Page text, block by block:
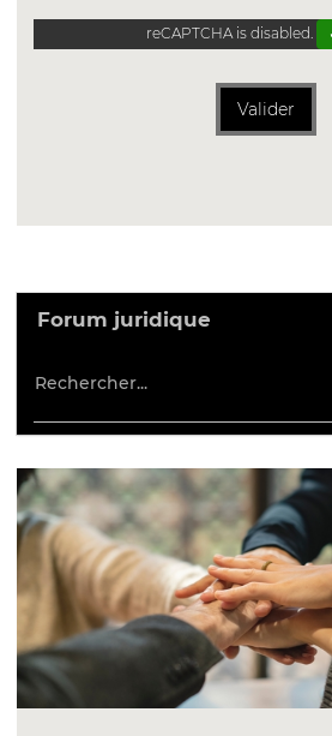
reCAPTCHA is disabled.
Valider
Forum juridique